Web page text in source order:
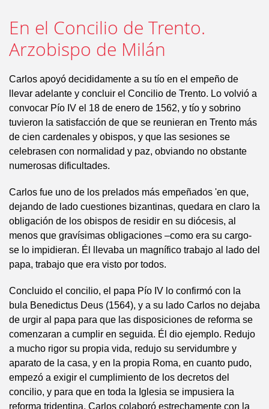
En el Concilio de Trento.
Arzobispo de Milán
Carlos apoyó decididamente a su tío en el empeño de
llevar adelante y concluir el Concilio de Trento. Lo volvió a
convocar Pío IV el 18 de enero de 1562, y tío y sobrino
tuvieron la satisfacción de que se reunieran en Trento más
de cien cardenales y obispos, y que las sesiones se
celebrasen con normalidad y paz, obviando no obstante
numerosas dificultades.
Carlos fue uno de los prelados más empeñados 'en que,
dejando de lado cuestiones bizantinas, quedara en claro la
obligación de los obispos de residir en su diócesis, al
menos que gravísimas obligaciones –como era su cargo-
se lo impidieran. Él llevaba un magnífico trabajo al lado del
papa, trabajo que era visto por todos.
Concluido el concilio, el papa Pío IV lo confirmó con la
bula Benedictus Deus (1564), y a su lado Carlos no dejaba
de urgir al papa para que las disposiciones de reforma se
comenzaran a cumplir en seguida. Él dio ejemplo. Redujo
a mucho rigor su propia vida, redujo su servidumbre y
aparato de la casa, y en la propia Roma, en cuanto pudo,
empezó a exigir el cumplimiento de los decretos del
concilio, y para que en toda la Iglesia se impusiera la
reforma tridentina, Carlos colaboró estrechamente con la